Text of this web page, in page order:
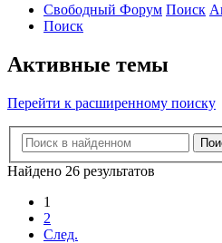
Свободный Форум Поиск
Поиск
Активные темы
Перейти к расширенному поиску
Найдено 26 результатов
1
2
След.